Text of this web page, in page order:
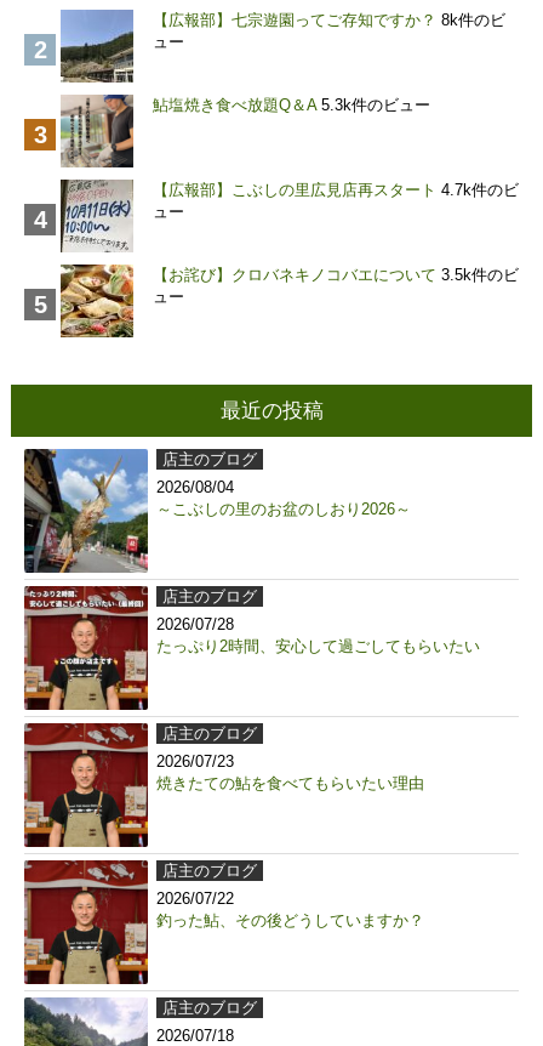
【広報部】七宗遊園ってご存知ですか？ 8k件のビ
ュー
鮎塩焼き食べ放題Q＆A 5.3k件のビュー
【広報部】こぶしの里広見店再スタート 4.7k件のビ
ュー
【お詫び】クロバネキノコバエについて 3.5k件のビ
ュー
最近の投稿
店主のブログ
2026/08/04
～こぶしの里のお盆のしおり2026～
店主のブログ
2026/07/28
たっぷり2時間、安心して過ごしてもらいたい
店主のブログ
2026/07/23
焼きたての鮎を食べてもらいたい理由
店主のブログ
2026/07/22
釣った鮎、その後どうしていますか？
店主のブログ
2026/07/18